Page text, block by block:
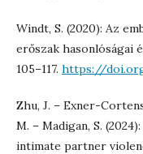
Windt, S. (2020): Az
erőszak hasonlóságai
105–117. https://
Zhu, J. – Exner-
M. – Madigan, S.
intimate partner